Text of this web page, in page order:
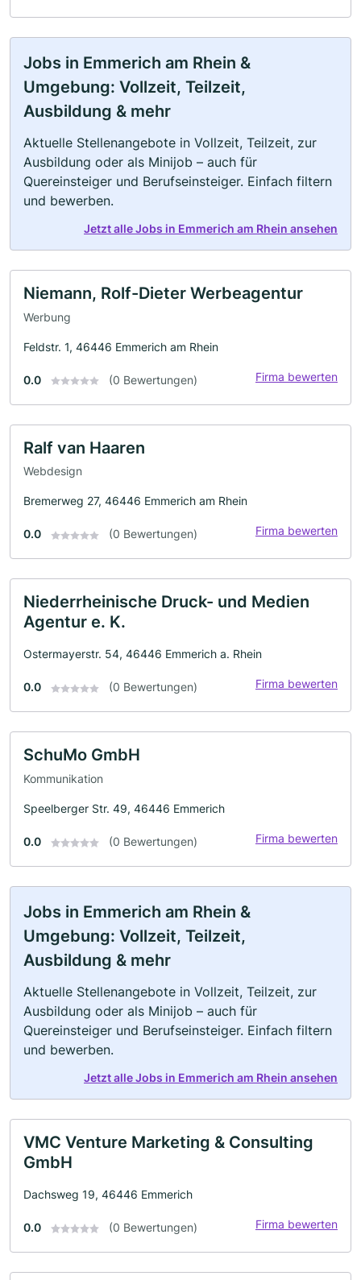
Jobs in Emmerich am Rhein &
Umgebung: Vollzeit, Teilzeit,
Ausbildung & mehr
Aktuelle Stellenangebote in Vollzeit, Teilzeit, zur
Ausbildung oder als Minijob – auch für
Quereinsteiger und Berufseinsteiger. Einfach filtern
und bewerben.
Jetzt alle Jobs in Emmerich am Rhein ansehen
Niemann, Rolf-Dieter Werbeagentur
Werbung
Feldstr. 1, 46446 Emmerich am Rhein
0.0 (0 Bewertungen) Firma bewerten
Ralf van Haaren
Webdesign
Bremerweg 27, 46446 Emmerich am Rhein
0.0 (0 Bewertungen) Firma bewerten
Niederrheinische Druck- und Medien
Agentur e. K.
Ostermayerstr. 54, 46446 Emmerich a. Rhein
0.0 (0 Bewertungen) Firma bewerten
SchuMo GmbH
Kommunikation
Speelberger Str. 49, 46446 Emmerich
0.0 (0 Bewertungen) Firma bewerten
Jobs in Emmerich am Rhein &
Umgebung: Vollzeit, Teilzeit,
Ausbildung & mehr
Aktuelle Stellenangebote in Vollzeit, Teilzeit, zur
Ausbildung oder als Minijob – auch für
Quereinsteiger und Berufseinsteiger. Einfach filtern
und bewerben.
Jetzt alle Jobs in Emmerich am Rhein ansehen
VMC Venture Marketing & Consulting
GmbH
Dachsweg 19, 46446 Emmerich
0.0 (0 Bewertungen) Firma bewerten